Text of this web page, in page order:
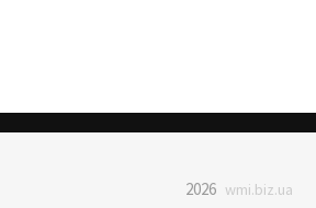
2026 wmi.biz.ua